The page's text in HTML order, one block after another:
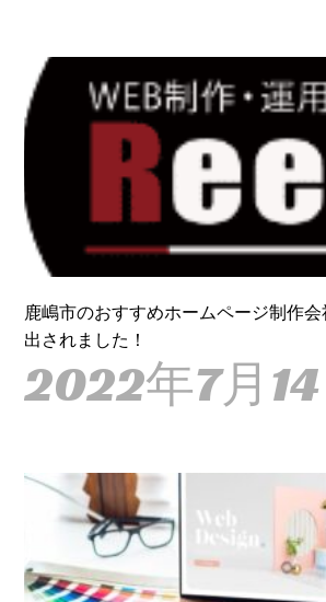
鹿嶋市のおすすめホームページ制作
出されました！
2022年7月14